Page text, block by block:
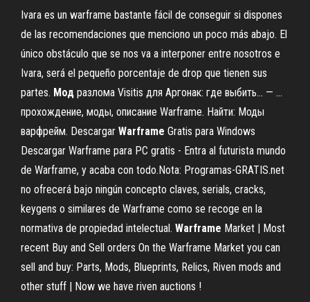
Ivara es un warframe bastante fácil de conseguir si dispones
de las recomendaciones que menciono un poco más abajo. El
único obstáculo que se nos va a interponer entre nosotros e
Ivara, será el pequeño porcentaje de drop que tienen sus
partes. Мод разлома Visitis для Аргонак: где выбить... — …
прохождение, моды, описание Warframe. Найти: Моды
варфрейм. Descargar Warframe Gratis para Windows
Descargar Warframe para PC gratis - Entra al futurista mundo
de Warframe, y acaba con todo.Nota: Programas-GRATIS.net
no ofrecerá bajo ningún concepto claves, serials, cracks,
keygens o similares de Warframe como se recoge en la
normativa de propiedad intelectual. Warframe Market | Most
recent Buy and Sell orders On the Warframe Market you can
sell and buy: Parts, Mods, Blueprints, Relics, Riven mods and
other stuff | Now we have riven auctions !